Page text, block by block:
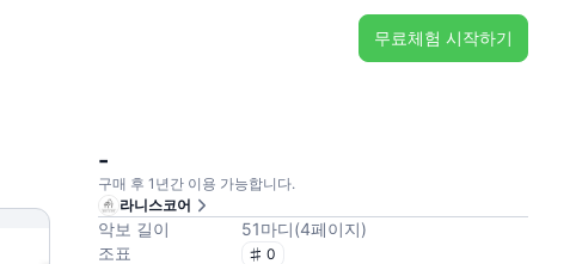
무료체험 시작하기
-
구매 후 1년간 이용 가능합니다.
라니스코어
악보 길이 51마디(4페이지)
조표
0